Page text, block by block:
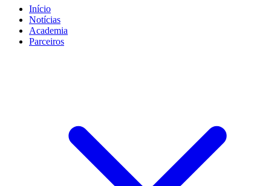
Início
Notícias
Academia
Parceiros